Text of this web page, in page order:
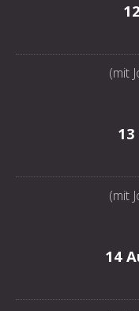
(mit
(mit
14